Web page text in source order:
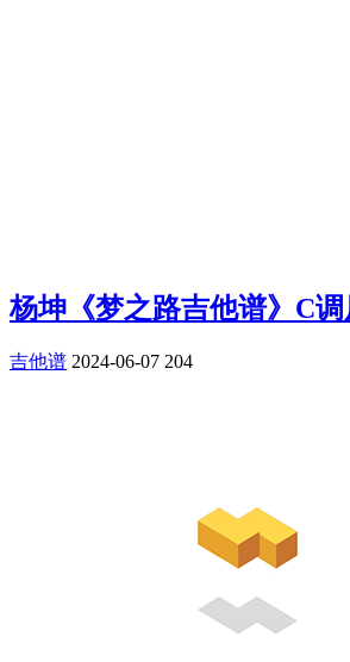
杨坤《梦之路吉他谱》C
吉他谱 2024-06-07 204